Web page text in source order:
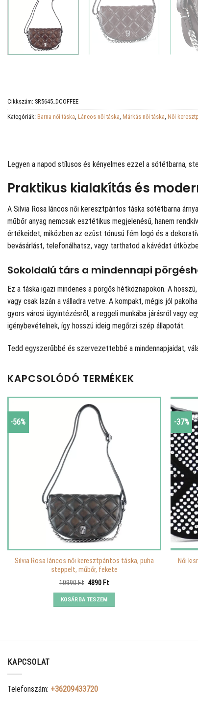
Cikkszám: SR5645_DCOFFEE
Kategóriák: Barna női táska Láncos női táska Márkás női táska Női
Legyen a napod stílusos és kényelmes ezzel a sötétbarna,
Praktikus kialakítás és
A Silvia Rosa láncos női keresztpántos táska sötétbarna
műbőr anyag nemcsak esztétikus megjelenésű, hanem
értékeidet, miközben az ezüst tónusú fém logó és a
bevásárlást, telefonálhatsz, vagy tarthatod a kávédat
Sokoldalú társ a mindennapi
Ez a táska igazi mindenes a pörgős hétköznapokon. A
vagy csak lazán a válladra vetve. A kompakt, mégis jól
gyors városi ügyintézésről, a reggeli munkába járásról vagy
igénybevételnek, így hosszú ideig megőrzi szép állapotát.
Tedd egyszerűbbé és szervezettebbé a mindennapjaidat,
KAPCSOLÓDÓ TERMÉKEK
-56%
Silvia Rosa láncos női keresztpántos táska, puha
steppelt, műbőr, fekete
10990Ft Original
was:
10990 Ft.
4890 FtCurrent
KOSÁRBA TESZEM
-37%
Női
KAPCSOLAT
Telefonszám: +36209433720